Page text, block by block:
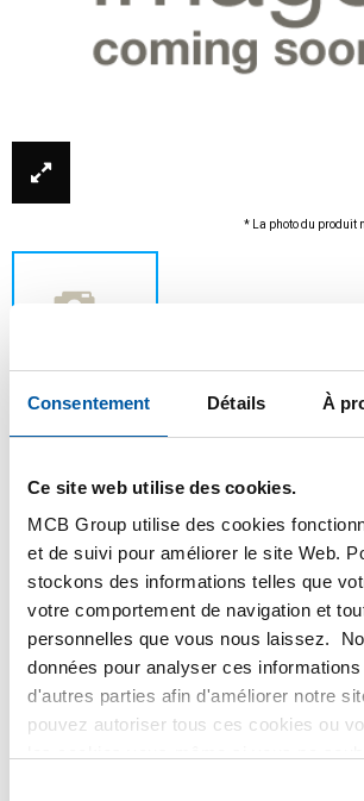
Consentement Détails À
Ce site web utilise des cookies.
MCB Group utilise des cookies
et de suivi pour améliorer le site Web.
stockons des informations telles que
votre comportement de navigation et
personnelles que vous nous laissez.
données pour analyser ces
d'autres parties afin d'améliorer notre
pouvez autoriser tous ces cookies ou
* La photo du produit
plus d'information, veuillez
service client.
Commandez avec vos propres
Calculez avec les prix MCB actuels
Suivez votre commande avec